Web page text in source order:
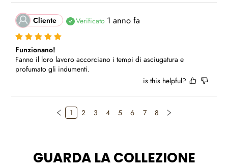
Cliente Verificato 1 anno fa
Funzionano!
Fanno il loro lavoro accorciano i tempi di asciugatura e
profumato gli indumenti.
is this helpful?
1 2 3 4 5 6 7 8
GUARDA LA COLLEZIONE